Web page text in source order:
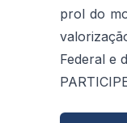
prol do
Federal e